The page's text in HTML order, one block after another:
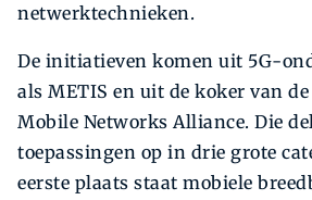
netwerktechnieken.
De initiatieven komen uit 5G-
als METIS en uit de koker van
Mobile Networks Alliance. Die
toepassingen op in drie grote
eerste plaats staat mobiele